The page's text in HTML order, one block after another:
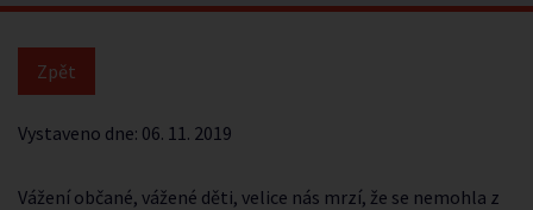
Vystaveno dne: 06. 11. 2019
Vážení občané, vážené děti, velice nás mrzí, že se nemohla z